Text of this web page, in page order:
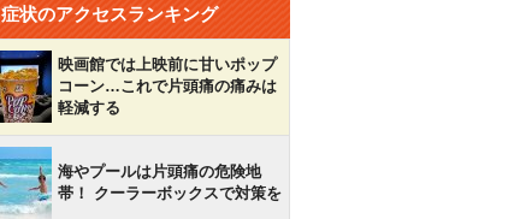
症状のアクセスランキング
映画館では上映前に甘いポップ
コーン…これで片頭痛の痛みは
軽減する
海やプールは片頭痛の危険地
帯！ クーラーボックスで対策を